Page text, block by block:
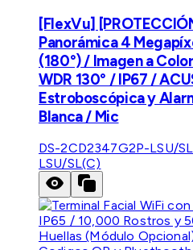
[FlexVu]
Panorámica 4
(180°) / Imagen a
WDR 130° / IP67 /
Estroboscópica y
Blanca / Mic
DS-2CD2347G2P-LSU/
LSU/SL(C)